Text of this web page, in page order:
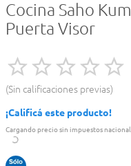
Cocina Saho
Puerta Visor
Sin calificaciones previas
¡Calificá este producto!
Cargando precio sin impuestos